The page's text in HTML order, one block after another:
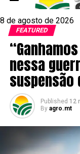
8 de agosto de 2026
FEATURED
nessa
Published 12
By agro.mt